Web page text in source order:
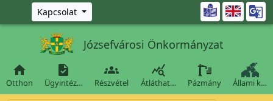
Ugrás a fő tartalomra
Kapcsolat 
Józsefvárosi Önkormányzat

Otthon

Ügyintéz…

Részvétel

Átláthat… Pázmány Állami k…